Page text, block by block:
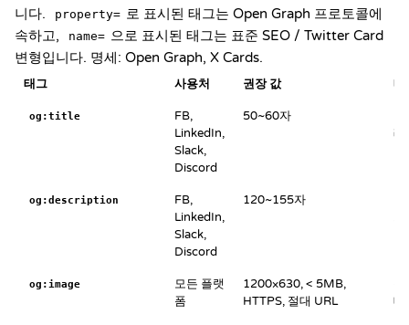
니다.
property= 로 표시된 태그는 Open Graph 프로토콜에
속하고,
name= 으로 표시된 태그는 표준 SEO / Twitter Card
변형입니다. 명세: Open Graph, X Cards.
태그 사용처 권장 값 메
og:title
FB,
LinkedIn,
Slack,
Discord
50~60자
래
og:description
FB,
LinkedIn,
Slack,
Discord
120~155자
og:image
모든 플랫
폼
1200×630, < 5MB,
HTTPS, 절대 URL
대